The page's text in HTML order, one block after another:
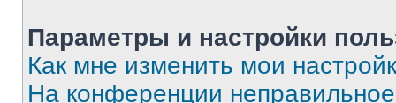
Параметры и настройки
Как мне изменить мои
На конференции